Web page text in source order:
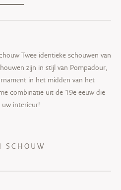
Twee identieke schouwen van
zijn in stijl van Pompadour,
in het midden van het
combinatie uit de 19e eeuw die
uw interieur!
SCHOUW